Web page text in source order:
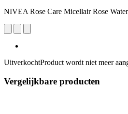
NIVEA Rose Care Micellair Rose Water
UitverkochtProduct wordt niet meer
Vergelijkbare producten